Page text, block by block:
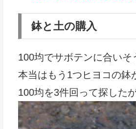
鉢と土の購入
100均でサボテンに合いそ
本当はもう1つヒヨコの鉢
100均を3件回って探した